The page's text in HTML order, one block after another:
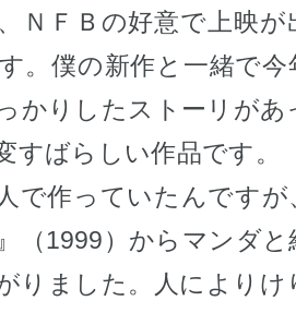
ＮＦＢの好意で上映が
。僕の新作と一緒で今
かりしたストーリがあ
すばらしい作品です
で作っていたんですが
（1999）からマンダ
りました。人によりけ